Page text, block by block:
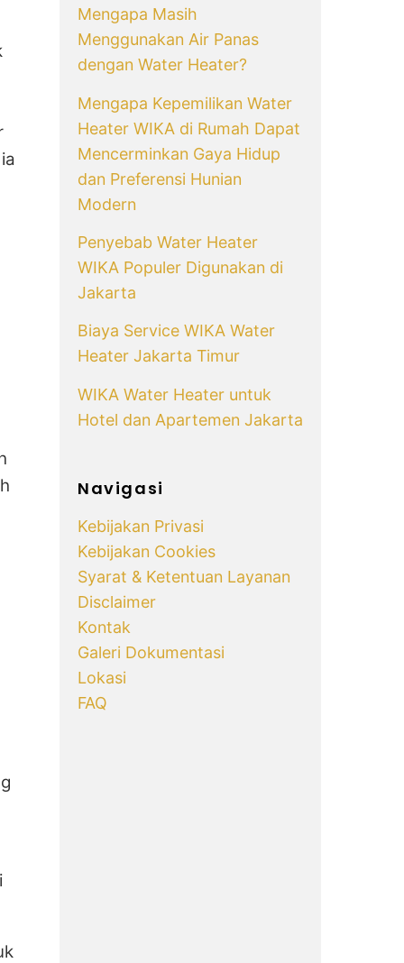
Mengapa Masih
Menggunakan Air Panas
dengan Water Heater?
Mengapa Kepemilikan Water
Heater WIKA di Rumah Dapat
Mencerminkan Gaya Hidup
dan Preferensi Hunian
Modern
Penyebab Water Heater
WIKA Populer Digunakan di
Jakarta
Biaya Service WIKA Water
Heater Jakarta Timur
WIKA Water Heater untuk
Hotel dan Apartemen Jakarta
Navigasi
Kebijakan Privasi
Kebijakan Cookies
Syarat & Ketentuan Layanan
Disclaimer
Kontak
Galeri Dokumentasi
Lokasi
FAQ